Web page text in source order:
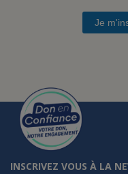
Je
INSCRIVEZ VOUS À LA